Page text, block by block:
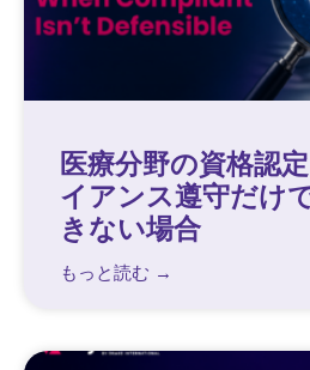
医療分野の資格認
イアンス遵守だけ
きない場合
もっと読む →